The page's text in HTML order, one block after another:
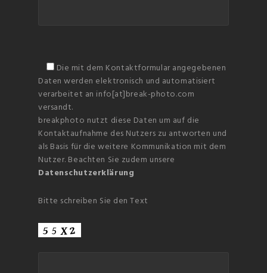
Die mit dem Kontaktformular angegebenen
Daten werden elektronisch und automatisiert
verarbeitet an info[at]break-photo.com
versandt.
breakphoto nutzt diese Daten um auf die
Kontaktaufnahme des Nutzers zu antworten und
als Basis für die weitere Kommunikation mit dem
Nutzer. Beachten Sie zudem unsere
Datenschutzerklärung
Bitte schreiben Sie den Text